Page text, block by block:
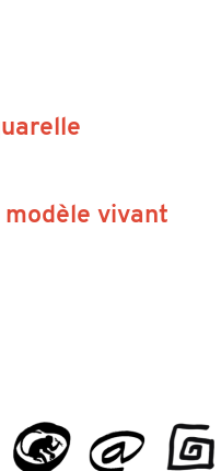
modèle vivant